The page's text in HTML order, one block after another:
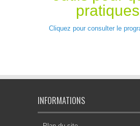
Cliquez pour consulter le
INFORMATIONS